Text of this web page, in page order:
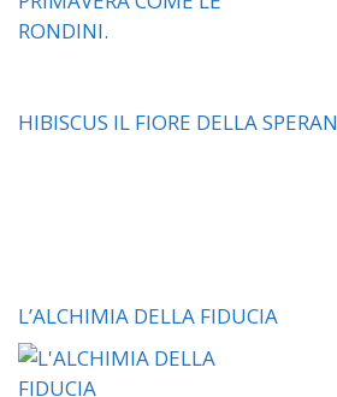
HIBISCUS IL FIORE DELLA
L’ALCHIMIA DELLA FIDUCIA